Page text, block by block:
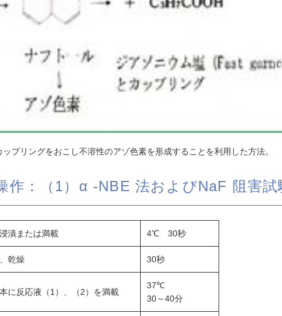
プリングをおこし不溶性のアゾ色素を形成することを利用した方法。
作：（1）α -NBE 法およびNaF 阻害試
漬または満載 4℃ 30秒
乾燥 30秒
に反応液（1）、（2）を満載
37℃
30～40分